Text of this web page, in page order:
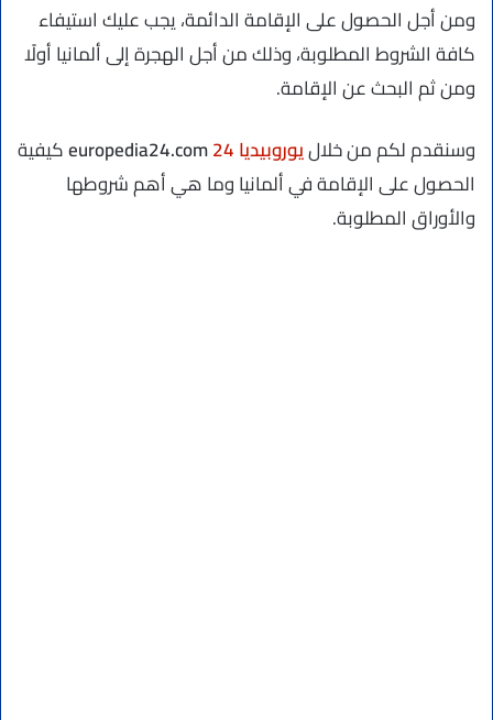
ومن أجل الحصول على الإقامة الدائمة، يجب عليك استيفاء
كافة الشروط المطلوبة، وذلك من أجل الهجرة إلى ألمانيا أولًا
ومن ثم البحث عن الإقامة.
وسنقدم لكم من خلاليوروبيديا 24
كيفية
الحصول على الإقامة في ألمانيا وما هي أهم شروطها
والأوراق المطلوبة.